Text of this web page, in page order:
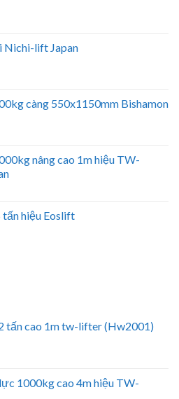
Nichi-lift Japan
càng 550x1150mm Bishamon
nâng cao 1m hiệu TW-
tấn hiệu Eoslift
tấn cao 1m tw-lifter (Hw2001)
1000kg cao 4m hiệu TW-